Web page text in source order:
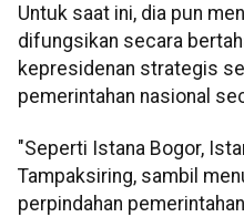
Untuk saat ini, dia pun
difungsikan secara
kepresidenan strategis
pemerintahan nasional
"Seperti Istana Bogor,
Tampaksiring, sambil
perpindahan